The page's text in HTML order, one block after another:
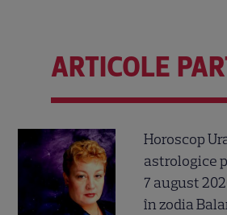
ARTICOLE
Horoscop
astrologice
7 august
în zodia